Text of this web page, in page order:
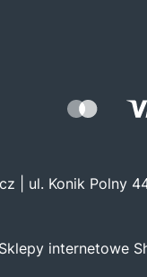
| ul. Konik Polny
internetowe